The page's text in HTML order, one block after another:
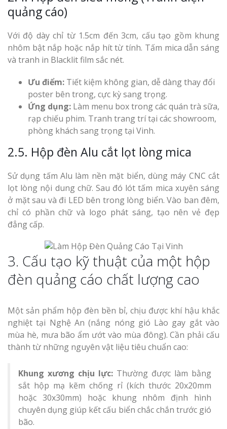
quảng cáo)
Với độ dày chỉ từ 1.5cm đến 3cm, cấu tạo gồm khung
nhôm bật nắp hoặc nắp hít từ tính. Tấm mica dẫn sáng
và tranh in Blacklit film sắc nét.
Ưu điểm: Tiết kiệm không gian, dễ dàng thay đổi
poster bên trong, cực kỳ sang trọng.
Ứng dụng: Làm menu box trong các quán trà sữa,
rạp chiếu phim. Tranh trang trí tại các showroom,
phòng khách sang trọng tại Vinh.
2.5. Hộp đèn Alu cắt lọt lòng mica
Sử dụng tấm Alu làm nền mặt biển, dùng máy CNC cắt
lọt lòng nội dung chữ. Sau đó lót tấm mica xuyên sáng
ở mặt sau và đi LED bên trong lòng biển. Vào ban đêm,
chỉ có phần chữ và logo phát sáng, tạo nên vẻ đẹp
đẳng cấp.
3. Cấu tạo kỹ thuật của một hộp
đèn quảng cáo chất lượng cao
Một sản phẩm hộp đèn bền bỉ, chịu được khí hậu khắc
nghiệt tại Nghệ An (nắng nóng gió Lào gay gắt vào
mùa hè, mưa bão ẩm ướt vào mùa đông). Cần phải cấu
thành từ những nguyên vật liệu tiêu chuẩn cao:
Khung xương chịu lực: Thường được làm bằng
sắt hộp mạ kẽm chống rỉ (kích thước 20x20mm
hoặc 30x30mm) hoặc khung nhôm định hình
chuyên dụng giúp kết cấu biển chắc chắn trước gió
bão.